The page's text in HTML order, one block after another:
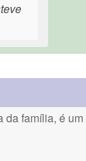
da família, é um